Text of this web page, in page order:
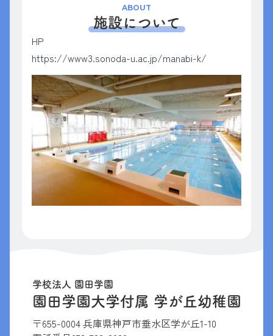
ABOUT
施設について
HP
https://www3.sonoda-u.ac.jp/manabi-k/
学校法人 園田学園
園田学園大学付属 学が丘幼稚園
〒655-0004 兵庫県神戸市垂水区学が丘1-10